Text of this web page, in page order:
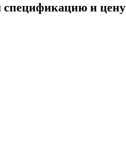
спецификацию и цену